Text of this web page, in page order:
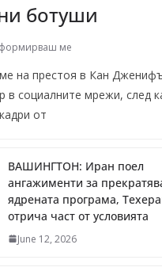
ботуши
ме
на престоя в Кан
в социалните мрежи, след
от
ВАШИНГТОН: Иран поел
ангажименти за
ядрената програма,
отрича част от условията
June 12, 2026